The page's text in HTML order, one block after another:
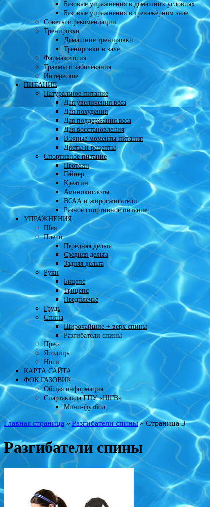
Базовые упражнения в домашних условиях
Базовые упражнения в тренажёрном зале
Советы и рекомендации
Тренировки
Домашние тренировки
Тренировки в зале
Фармакология
Травмы и заболевания
Интересное
ПИТАНИЕ
Натуральное питание
Для увеличения веса
Для похудения
Для поддержания веса
Для восстановления
Важные моменты питания
Диеты и рецепты
Спортивное питание
Протеин
Гейнер
Креатин
Аминокислоты
ВСАА и жиросжигатели
Разное спортивное питание
УПРАЖНЕНИЯ
Шея
Плечи
Передняя дельта
Средняя дельта
Задняя дельта
Руки
Бицепс
Трицепс
Предплечье
Грудь
Спина
Широчайшие + верх спины
Разгибатели спины
Пресс
Ягодицы
Ноги
КАРТА САЙТА
ФОК ГАЗОВИК
Общая информация
Спартакиада ГПУ «ШГВ»
Мини-футбол
Главная страница » Разгибатели спины»Страница 3
Разгибатели спины